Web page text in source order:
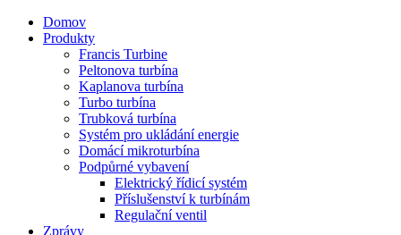
Domov
Produkty
Francis Turbine
Peltonova turbína
Kaplanova turbína
Turbo turbína
Trubková turbína
Systém pro ukládání energie
Domácí mikroturbína
Podpůrné vybavení
Elektrický řídicí systém
Příslušenství k turbínám
Regulační ventil
Zprávy